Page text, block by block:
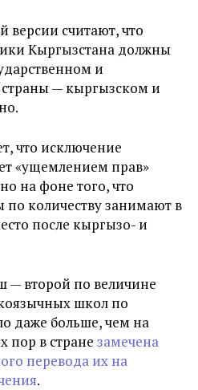
версии считают, что
Кыргызстана должны
и
— кыргызском и
что исключение
«ущемлением прав»
на фоне того, что
количеству занимают в
после кыргызо- и
— второй по величине
школ по
даже больше, чем на
пор в стране замечена
перевода их на
.